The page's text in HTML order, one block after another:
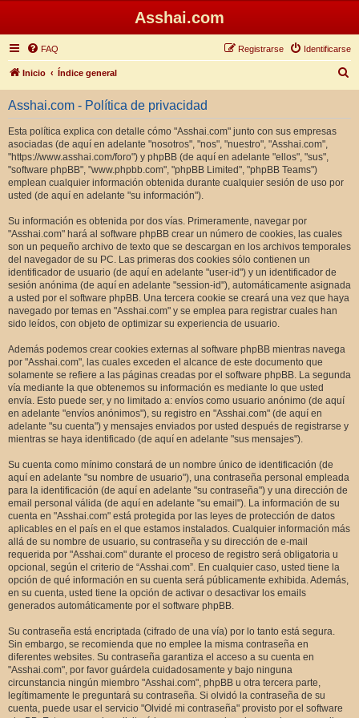
Asshai.com
FAQ Identificarse
Registrarse
Inicio Índice general
u
Asshai.com - Política de privacidad
Esta política explica con detalle cómo "Asshai.com" junto con sus empresas
asociadas (de aquí en adelante "nosotros", "nos", "nuestro", "Asshai.com",
"https://www.asshai.com/foro") y phpBB (de aquí en adelante "ellos", "sus",
"software phpBB", "www.phpbb.com", "phpBB Limited", "phpBB Teams")
emplean cualquier información obtenida durante cualquier sesión de uso por
usted (de aquí en adelante "su información").
Su información es obtenida por dos vías. Primeramente, navegar por
"Asshai.com" hará al software phpBB crear un número de cookies, las cuales
son un pequeño archivo de texto que se descargan en los archivos temporales
del navegador de su PC. Las primeras dos cookies sólo contienen un
identificador de usuario (de aquí en adelante "user-id") y un identificador de
sesión anónima (de aquí en adelante "session-id"), automáticamente asignada
a usted por el software phpBB. Una tercera cookie se creará una vez que haya
navegado por temas en "Asshai.com" y se emplea para registrar cuales han
sido leídos, con objeto de optimizar su experiencia de usuario.
Además podemos crear cookies externas al software phpBB mientras navega
por "Asshai.com", las cuales exceden el alcance de este documento que
solamente se refiere a las páginas creadas por el software phpBB. La segunda
vía mediante la que obtenemos su información es mediante lo que usted
envía. Esto puede ser, y no limitado a: envíos como usuario anónimo (de aquí
en adelante "envíos anónimos"), su registro en "Asshai.com" (de aquí en
adelante "su cuenta") y mensajes enviados por usted después de registrarse y
mientras se haya identificado (de aquí en adelante "sus mensajes").
Su cuenta como mínimo constará de un nombre único de identificación (de
aquí en adelante "su nombre de usuario"), una contraseña personal empleada
para la identificación (de aquí en adelante "su contraseña") y una dirección de
email personal válida (de aquí en adelante "su email"). La información de su
cuenta en "Asshai.com" está protegida por las leyes de protección de datos
aplicables en el país en el que estamos instalados. Cualquier información más
allá de su nombre de usuario, su contraseña y su dirección de e-mail
requerida por "Asshai.com" durante el proceso de registro será obligatoria u
opcional, según el criterio de “Asshai.com”. En cualquier caso, usted tiene la
opción de qué información en su cuenta será públicamente exhibida. Además,
en su cuenta, usted tiene la opción de activar o desactivar los emails
generados automáticamente por el software phpBB.
Su contraseña está encriptada (cifrado de una vía) por lo tanto está segura.
Sin embargo, se recomienda que no emplee la misma contraseña en
diferentes websites. Su contraseña garantiza el acceso a su cuenta en
"Asshai.com", por favor guárdela cuidadosamente y bajo ninguna
circunstancia ningún miembro "Asshai.com", phpBB u otra tercera parte,
legítimamente le preguntará su contraseña. Si olvidó la contraseña de su
cuenta, puede usar el servicio "Olvidé mi contraseña" provisto por el software